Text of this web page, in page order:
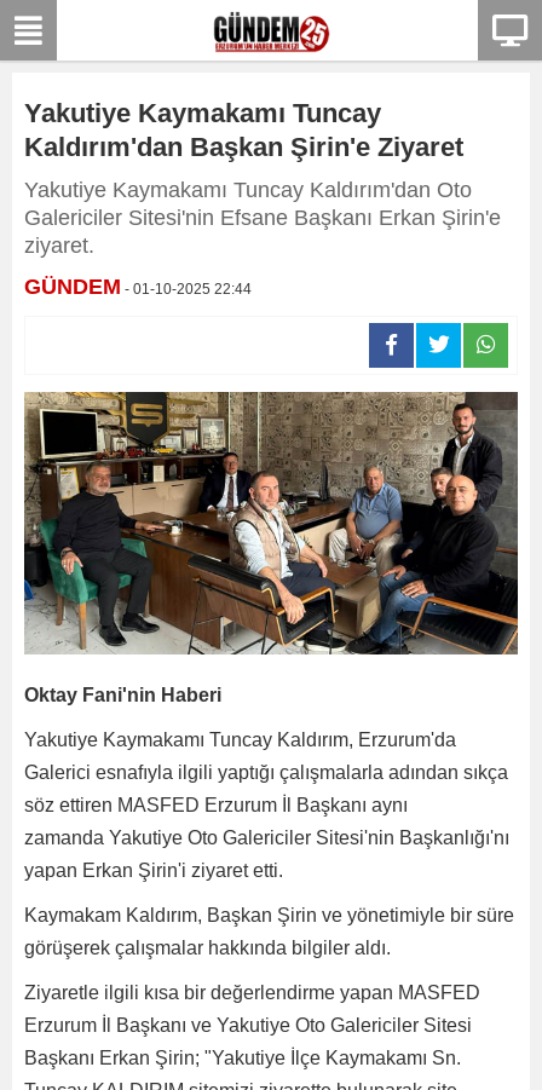
Yakutiye Kaymakamı Tuncay
Kaldırım'dan Başkan Şirin'e Ziyaret
Yakutiye Kaymakamı Tuncay Kaldırım'dan Oto
Galericiler Sitesi'nin Efsane Başkanı Erkan Şirin'e
ziyaret.
GÜNDEM - 01-10-2025 22:44
Oktay Fani'nin Haberi
Yakutiye Kaymakamı Tuncay Kaldırım, Erzurum'da
Galerici esnafıyla ilgili yaptığı çalışmalarla adından sıkça
söz ettiren MASFED Erzurum İl Başkanı aynı
zamanda Yakutiye Oto Galericiler Sitesi'nin Başkanlığı'nı
yapan Erkan Şirin'i ziyaret etti.
Kaymakam Kaldırım, Başkan Şirin ve yönetimiyle bir süre
görüşerek çalışmalar hakkında bilgiler aldı.
Ziyaretle ilgili kısa bir değerlendirme yapan MASFED
Erzurum İl Başkanı ve Yakutiye Oto Galericiler Sitesi
Başkanı Erkan Şirin; "Yakutiye İlçe Kaymakamı Sn.